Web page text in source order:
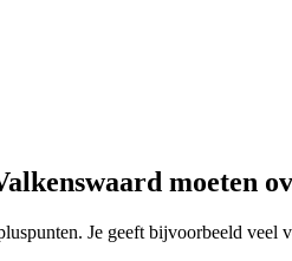
moeten
Je geeft bijvoorbeeld